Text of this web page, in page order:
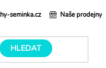
seminka.cz Naše prodejny
HLEDAT